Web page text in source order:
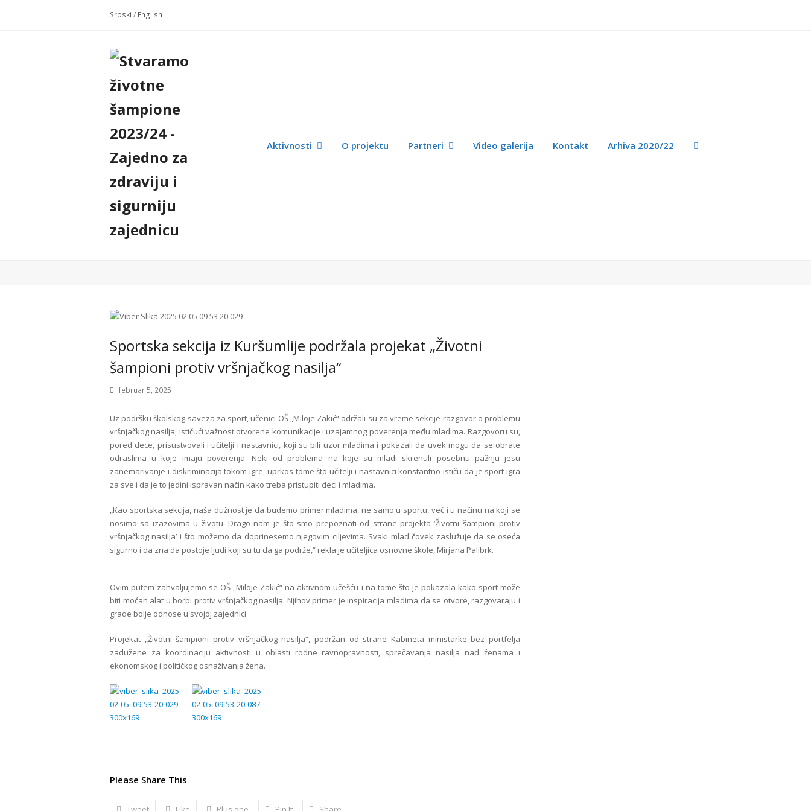
Srpski / English
Aktivnosti O projektu Partneri Video galerija Kontakt Arhiva 2020/22
Sportska sekcija iz Kuršumlije podržala projekat „Životni
šampioni protiv vršnjačkog nasilja“
februar 5, 2025
Uz podršku školskog saveza za sport, učenici OŠ „Miloje Zakić“ održali su za vreme sekcije razgovor o problemu
vršnjačkog nasilja, ističući važnost otvorene komunikacije i uzajamnog poverenja među mladima. Razgovoru su,
pored dece, prisustvovali i učitelji i nastavnici, koji su bili uzor mladima i pokazali da uvek mogu da se obrate
odraslima u koje imaju poverenja. Neki od problema na koje su mladi skrenuli posebnu pažnju jesu
zanemarivanje i diskriminacija tokom igre, uprkos tome što učitelji i nastavnici konstantno ističu da je sport igra
za sve i da je to jedini ispravan način kako treba pristupiti deci i mladima.
„Kao sportska sekcija, naša dužnost je da budemo primer mladima, ne samo u sportu, već i u načinu na koji se
nosimo sa izazovima u životu. Drago nam je što smo prepoznati od strane projekta ‘Životni šampioni protiv
vršnjačkog nasilja’ i što možemo da doprinesemo njegovim ciljevima. Svaki mlad čovek zaslužuje da se oseća
sigurno i da zna da postoje ljudi koji su tu da ga podrže,“ rekla je učiteljica osnovne škole, Mirjana Palibrk.
Ovim putem zahvaljujemo se OŠ „Miloje Zakić“ na aktivnom učešću i na tome što je pokazala kako sport može
biti moćan alat u borbi protiv vršnjačkog nasilja. Njihov primer je inspiracija mladima da se otvore, razgovaraju i
grade bolje odnose u svojoj zajednici.
Projekat „Životni šampioni protiv vršnjačkog nasilja“, podržan od strane Kabineta ministarke bez portfelja
zadužene za koordinaciju aktivnosti u oblasti rodne ravnopravnosti, sprečavanja nasilja nad ženama i
ekonomskog i političkog osnaživanja žena.
Please Share This